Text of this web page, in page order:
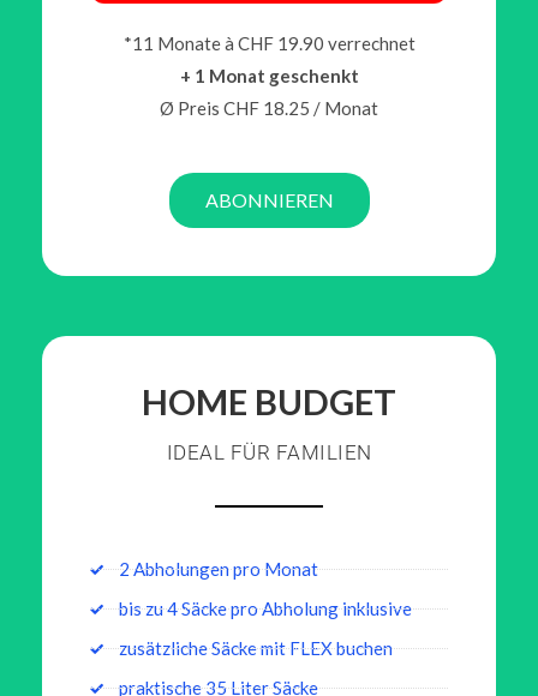
*11 Monate à CHF 19.90 verrechnet
+ 1 Monat geschenkt
Ø Preis CHF 18.25 / Monat
ABONNIEREN
HOME BUDGET
IDEAL FÜR FAMILIEN
2 Abholungen pro Monat
bis zu 4 Säcke pro Abholung inklusive
zusätzliche Säcke mit FLEX buchen
praktische 35 Liter Säcke